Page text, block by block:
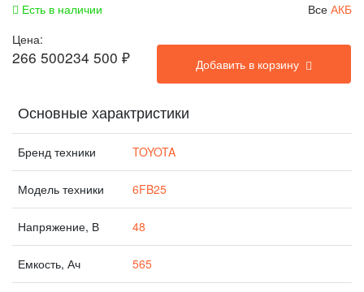
Есть в наличии Все АКБ
Цена:
266 500234 500 ₽ Добавить в корзину
Основные характристики
Бренд техники TOYOTA
Модель техники 6FB25
Напряжение, В 48
Емкость, Ач 565